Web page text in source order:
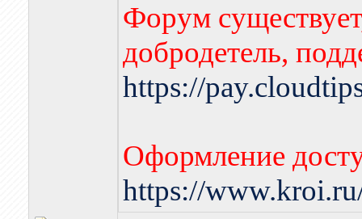
Форум
добродетель,
https://
Оформление
https://